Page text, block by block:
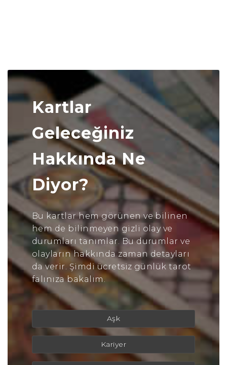
Kartlar
Geleceğiniz
Hakkında Ne
Diyor?
Bu kartlar hem görünen ve bilinen
hem de bilinmeyen gizli olay ve
durumları tanımlar. Bu durumlar ve
olayların hakkında zaman detayları
da verir. Şimdi ücretsiz günlük tarot
falınıza bakalım.
Aşk
Kariyer